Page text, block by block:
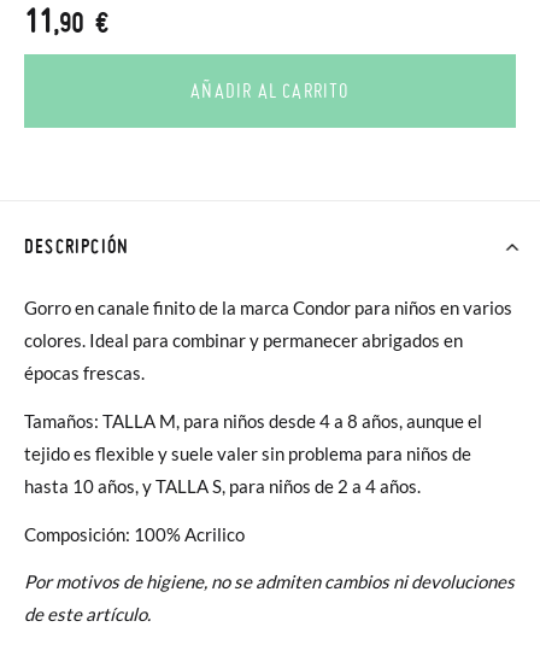
11,90 €
AÑADIR AL CARRITO
DESCRIPCIÓN
Gorro en canale finito de la marca Condor para niños en varios
colores. Ideal para combinar y permanecer abrigados en
épocas frescas.
Tamaños: TALLA M, para niños desde 4 a 8 años, aunque el
tejido es flexible y suele valer sin problema para niños de
hasta 10 años, y TALLA S, para niños de 2 a 4 años.
Composición: 100% Acrilico
Por motivos de higiene, no se admiten cambios ni devoluciones
de este artículo.